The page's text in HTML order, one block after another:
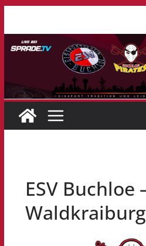
springen
ESV Buchloe
Waldkraiburg